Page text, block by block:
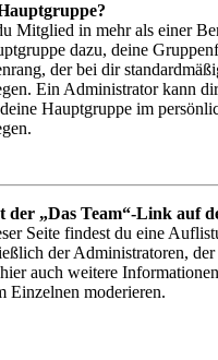
Mitglied in mehr als einer
dazu, deine
der bei dir
Ein Administrator kann
Hauptgruppe im
der „Das Team“-Link auf
Seite findest du eine
der Administratoren,
auch weitere
Einzelnen moderieren.